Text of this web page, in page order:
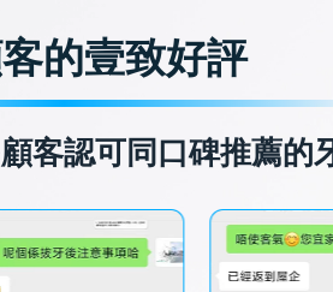
的壹致好評
客認可同口碑推薦的